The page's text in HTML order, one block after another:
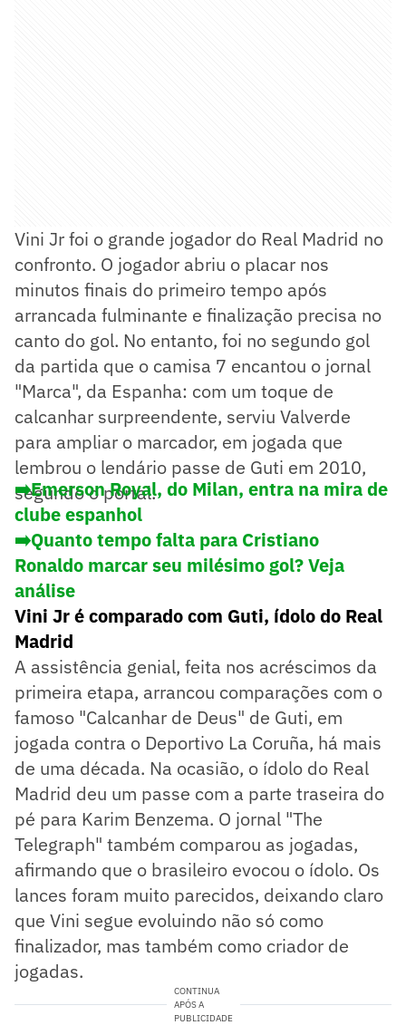
Vini Jr foi o grande jogador do Real Madrid no
confronto. O jogador abriu o placar nos
minutos finais do primeiro tempo após
arrancada fulminante e finalização precisa no
canto do gol. No entanto, foi no segundo gol
da partida que o camisa 7 encantou o jornal
"Marca", da Espanha: com um toque de
calcanhar surpreendente, serviu Valverde
para ampliar o marcador, em jogada que
lembrou o lendário passe de Guti em 2010,
segundo o portal.
➡️Emerson Royal, do Milan, entra na mira de
clube espanhol
➡️Quanto tempo falta para Cristiano
Ronaldo marcar seu milésimo gol? Veja
análise
Vini Jr é comparado com Guti, ídolo do Real
Madrid
A assistência genial, feita nos acréscimos da
primeira etapa, arrancou comparações com o
famoso "Calcanhar de Deus" de Guti, em
jogada contra o Deportivo La Coruña, há mais
de uma década. Na ocasião, o ídolo do Real
Madrid deu um passe com a parte traseira do
pé para Karim Benzema. O jornal "The
Telegraph" também comparou as jogadas,
afirmando que o brasileiro evocou o ídolo. Os
lances foram muito parecidos, deixando claro
que Vini segue evoluindo não só como
finalizador, mas também como criador de
jogadas.
CONTINUA
APÓS A
PUBLICIDADE